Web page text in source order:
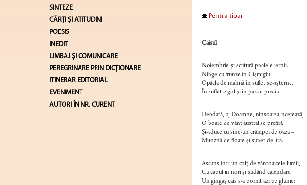
SINTEZE
CĂRŢI ŞI ATITUDINI
POESIS
INEDIT
LIMBAJ ŞI COMUNICARE
PEREGRINARE PRIN DICȚIONARE
ITINERAR EDITORIAL
EVENIMENT
AUTORI ÎN NR. CURENT
Pentru tipar
Caisul
Noiembrie-şi scutură poalele iernii.
Ninge cu frunze în Cişmigiu.
Opâclă de mahnă în suflet se-aşterne.
În suflet e gol şi în parc e pustiu.
Deodată, o, Doamne, ninsoarea-ncetează,
O boare de vânt austral se prefiră
Şi-aduce cu sine-un crâmpei de oază –
Miroznă de floare şi sunet de liră.
Ascuns într-un colţ de vântoaicele lumii,
Cu capul în nori şi sfidând calendare,
Un gingaş cais s-a pornit azi pe glume: